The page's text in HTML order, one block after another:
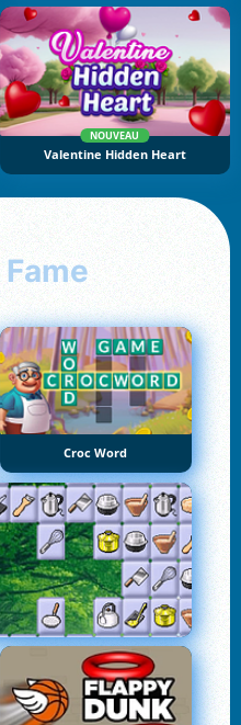
NOUVEAU
Valentine Hidden Heart
Fame
Croc Word